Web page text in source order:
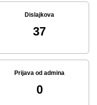
Dislajkova
37
Prijava od admina
0